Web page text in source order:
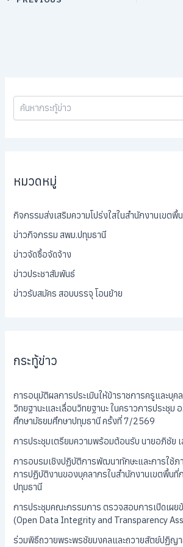
หมวดหมู่
กิจกรรมส่งเสริมความโปร่งใสในสำนักงานเขตพื้
ข่าวกิจกรรม สพม.ปทุมธานี
ข่าวจัดซื้อจัดจ้าง
ข่าวประชาสัมพันธ์
ข่าวรับสมัคร สอบบรรจุ โอนย้าย
กระทู้ข่าว
การอนุมัติผลการประเมินให้ข้าราชการครูและบุค
วิทยฐานะและเลื่อนวิทยฐานะ ในคราวการประชุม
ศึกษามัธยมศึกษาปทุมธานี ครั้งที่ 7/2569
การประชุมเตรียมความพร้อมต้อนรับ นายอภิชัย เ
การอบรมเชิงปฏิบัติการพัฒนาทักษะและการใช้ภ
การปฏิบัติงานของบุคลากรในสำนักงานเขตพื้นที่
ปทุมธานี
การประชุมคณะกรรมการ ตรวจสอบการเปิดเผย
(Open Data Integrity and Transparency
ร่วมพิธีถวายพระพรชัยมงคลและถวายสัตย์ปฏิญ